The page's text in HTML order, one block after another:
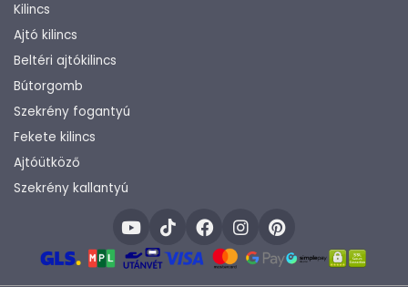
Kilincs
Ajtó kilincs
Beltéri ajtókilincs
Bútorgomb
Szekrény fogantyú
Fekete kilincs
Ajtóütköző
Szekrény kallantyú